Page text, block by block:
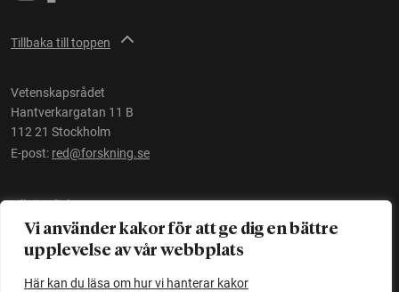
Vi använder kakor för att ge dig en bättre
upplevelse av vår webbplats
Här kan du läsa om hur vi hanterar kakor
Tillbaka till toppen
Vetenskapsrådet
Hantverkargatan 11 B
112 21 Stockholm
E-post: red@forskning.se
Tillgänglighet
Ett initiativ avVetenskapsrådet